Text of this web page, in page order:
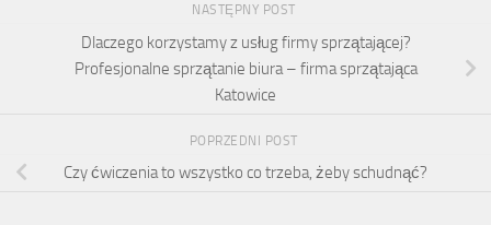
NASTĘPNY POST
Dlaczego korzystamy z usług firmy sprzątającej?
Profesjonalne sprzątanie biura – firma sprzątająca
Katowice
POPRZEDNI POST
Czy ćwiczenia to wszystko co trzeba, żeby schudnąć?